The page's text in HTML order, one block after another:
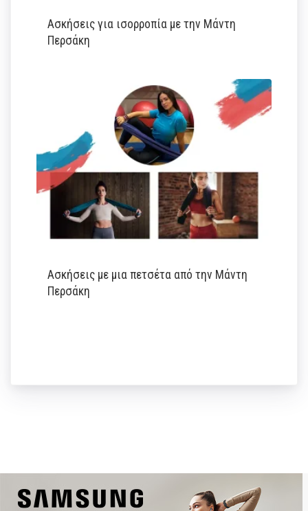
Ασκήσεις για ισορροπία με την Μάντη
Περσάκη
Ασκήσεις με μια πετσέτα από την Μάντη
Περσάκη